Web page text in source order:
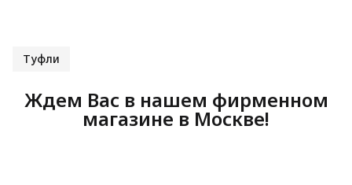
Туфли
Ждем Вас в нашем фирменном
магазине в Москве!